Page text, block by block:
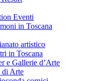
Eventi
in Toscana
artistico
in Toscana
e Gallerie d’Arte
di Arte